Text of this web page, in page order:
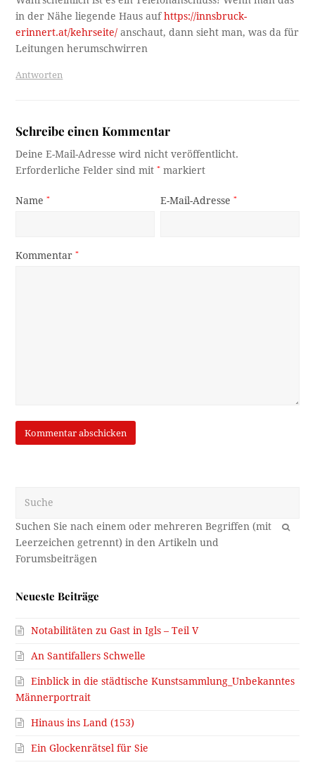
in der Nähe liegende Haus aufhttps://innsbruck-
erinnert.at/kehrseite/ anschaut, dann sieht man, was da für
Leitungen herumschwirren
Antworten
Schreibe einen Kommentar
Deine E-Mail-Adresse wird nicht veröffentlicht.
Erforderliche Felder sind mit* markiert
Name* E-Mail-Adresse*
Kommentar*
OK
Neueste Beiträge
Notabilitäten zu Gast in Igls – Teil V
An Santifallers Schwelle
Einblick in die städtische Kunstsammlung_Unbekanntes
Männerportrait
Hinaus ins Land (153)
Ein Glockenrätsel für Sie